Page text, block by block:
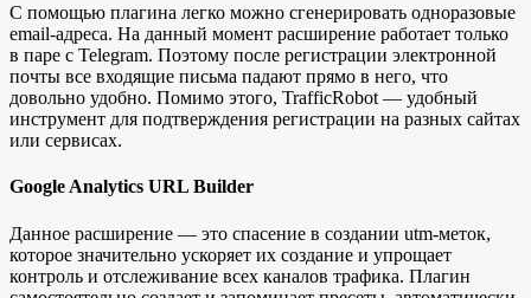
С помощью плагина легко можно сгенерировать одноразовые
email-адреса. На данный момент расширение работает только
в паре с Telegram. Поэтому после регистрации электронной
почты все входящие письма падают прямо в него, что
довольно удобно. Помимо этого, TrafficRobot — удобный
инструмент для подтверждения регистрации на разных сайтах
или сервисах.
Google Analytics URL Builder
Данное расширение — это спасение в создании utm-меток,
которое значительно ускоряет их создание и упрощает
контроль и отслеживание всех каналов трафика. Плагин